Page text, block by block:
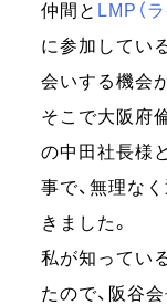
仲間と LMP（
に参加してい
会いする機会
そこで大阪府
の中田社長様
事で、無理な
きました。
私が知ってい
たので、阪谷